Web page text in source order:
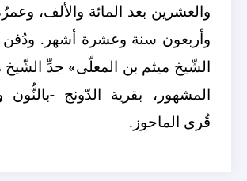
والعشرين بعد المائة والألف،
وأربعون سنة وعشرة أشهر.
الشّيخ ميثم بن المعلّى» جدِّ الشّيخ
المشهور، بقرية الدّونج -
قُرى الماحوز.